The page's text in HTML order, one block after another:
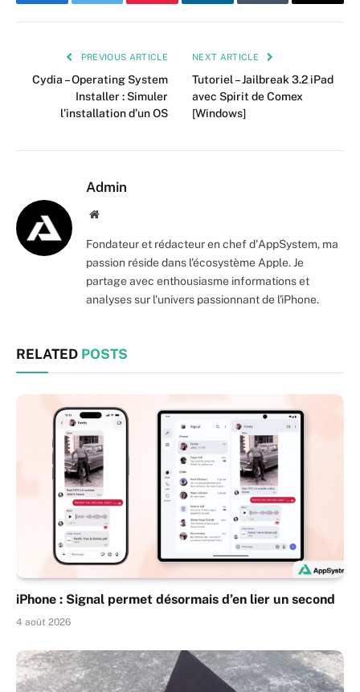
PREVIOUS ARTICLE
Cydia – Operating System
Installer : Simuler
l’installation d’un OS
NEXT ARTICLE
Tutoriel – Jailbreak 3.2 iPad
avec Spirit de Comex
[Windows]
Admin
Website
Fondateur et rédacteur en chef d'AppSystem, ma
passion réside dans l'écosystème Apple. Je
partage avec enthousiasme informations et
analyses sur l'univers passionnant de l'iPhone.
RELATED POSTS
iPhone : Signal permet désormais d’en lier un second
4 août 2026